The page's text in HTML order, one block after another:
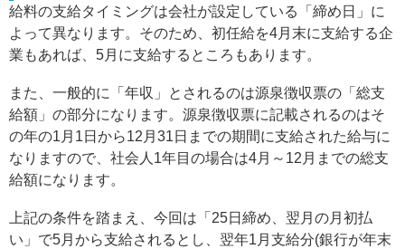
給料の支給タイミングは会社が設定している「締め日」に
よって異なります。そのため、初任給を4月末に支給する企
業もあれば、5月に支給するところもあります。
また、一般的に「年収」とされるのは源泉徴収票の「総支
給額」の部分になります。源泉徴収票に記載されるのはそ
の年の1月1日から12月31日までの期間に支給された給与に
なりますので、社会人1年目の場合は4月～12月までの総支
給額になります。
上記の条件を踏まえ、今回は「25日締め、翌月の月初払
い」で5月から支給されるとし、翌年1月支給分(銀行が年末